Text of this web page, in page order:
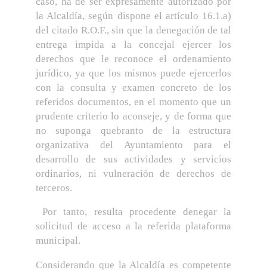
la Alcaldía, según dispone el artículo 16.1.a)
del citado R.O.F., sin que la denegación de tal
entrega impida a la concejal ejercer los
derechos que le reconoce el ordenamiento
jurídico, ya que los mismos puede ejercerlos
con la consulta y examen concreto de los
referidos documentos, en el momento que un
prudente criterio lo aconseje, y de forma que
no suponga quebranto de la estructura
organizativa del Ayuntamiento para el
desarrollo de sus actividades y servicios
ordinarios, ni vulneración de derechos de
terceros.
Por tanto, resulta procedente denegar la
solicitud de acceso a la referida plataforma
municipal.
Considerando que la Alcaldía es competente